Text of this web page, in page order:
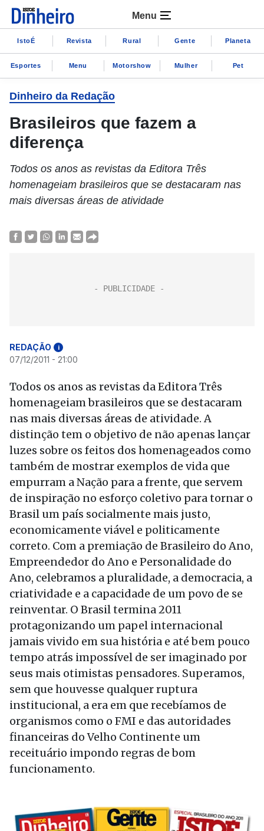
Menu
IstoÉ Revista Rural Gente Planeta
Esportes Menu Motorshow Mulher Pet
Dinheiro da Redação
Brasileiros que fazem a
diferença
Todos os anos as revistas da Editora Três
homenageiam brasileiros que se destacaram nas
mais diversas áreas de atividade
REDAÇÃO i
07/12/2011 - 21:00
Todos os anos as revistas da Editora Três
homenageiam brasileiros que se destacaram
nas mais diversas áreas de atividade. A
distinção tem o objetivo de não apenas lançar
luzes sobre os feitos dos homenageados como
também de mostrar exemplos de vida que
empurram a Nação para a frente, que servem
de inspiração no esforço coletivo para tornar o
Brasil um país socialmente mais justo,
economicamente viável e politicamente
correto. Com a premiação de Brasileiro do Ano,
Empreendedor do Ano e Personalidade do
Ano, celebramos a pluralidade, a democracia, a
criatividade e a capacidade de um povo de se
reinventar. O Brasil termina 2011
protagonizando um papel internacional
jamais vivido em sua história e até bem pouco
tempo atrás impossível de ser imaginado por
seus mais otimistas pensadores. Superamos,
sem que houvesse qualquer ruptura
institucional, a era em que recebíamos de
organismos como o FMI e das autoridades
financeiras do Velho Continente um
receituário impondo regras de bom
funcionamento.